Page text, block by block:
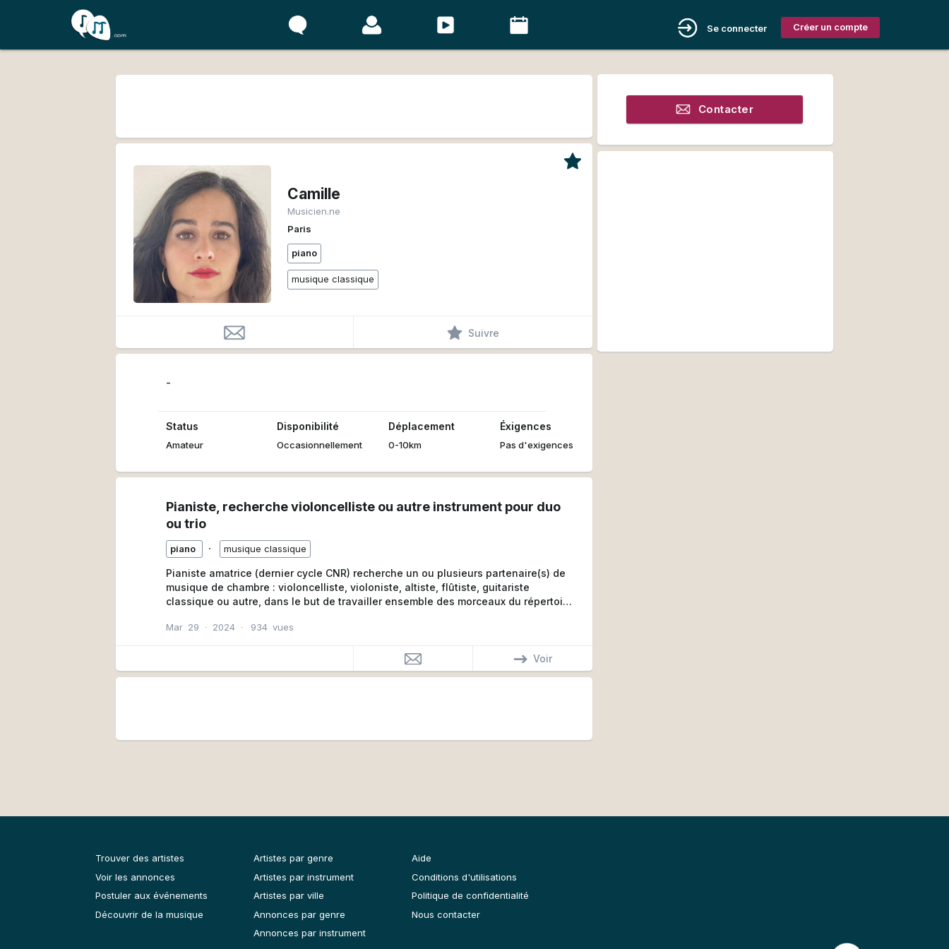
Créer un compte
Se connecter
Camille
Musicien.ne
Paris
piano
musique classique
Suivre
-
Status
Amateur
Disponibilité
Occasionnellement
Déplacement
0-10km
Éxigences
Pas d'exigences
Pianiste, recherche violoncelliste ou autre instrument pour duo
ou trio
piano ∙ musique classique
Pianiste amatrice (dernier cycle CNR) recherche un ou plusieurs partenaire(s) de
musique de chambre : violoncelliste, violoniste, altiste, flûtiste, guitariste
classique ou autre, dans le but de travailler ensemble des morceaux du répertoire
Mar 29 ∙ 2024 ∙ 934 vues
Voir
Contacter
Trouver des artistes
Voir les annonces
Postuler aux événements
Découvrir de la musique
Artistes par genre
Artistes par instrument
Artistes par ville
Annonces par genre
Annonces par instrument
Aide
Conditions d'utilisations
Politique de confidentialité
Nous contacter